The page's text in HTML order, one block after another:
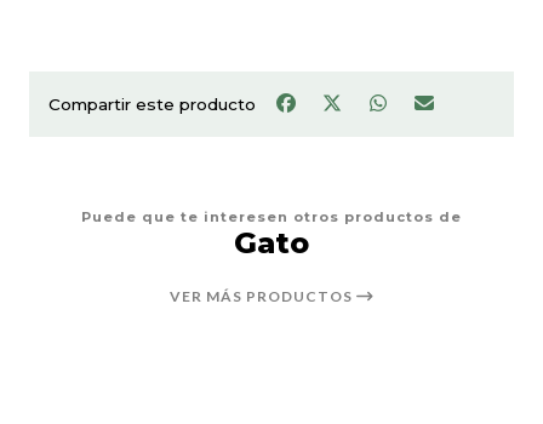
Compartir este producto
Puede que te interesen otros productos de
Gato
VER MÁS PRODUCTOS